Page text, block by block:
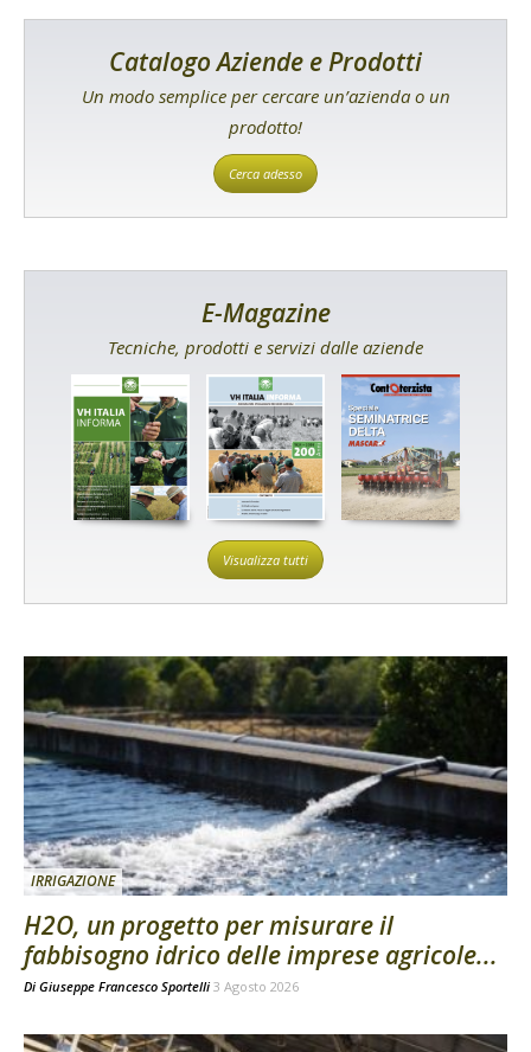
Catalogo Aziende e Prodotti
Un modo semplice per cercare un’azienda o un
prodotto!
Cerca adesso
E-Magazine
Tecniche, prodotti e servizi dalle aziende
Visualizza tutti
IRRIGAZIONE
H2O, un progetto per misurare il
fabbisogno idrico delle imprese agricole...
Di Giuseppe Francesco Sportelli 3 Agosto 2026